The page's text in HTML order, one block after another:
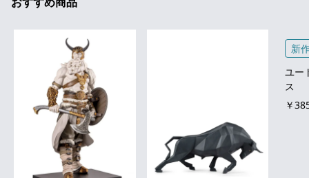
新
ユー
ス
￥